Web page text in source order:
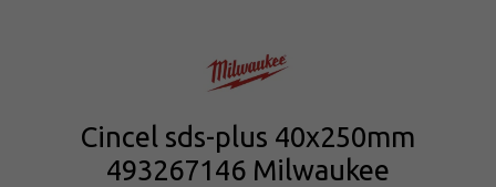
Cincel sds-plus 40x250mm
493267146 Milwaukee